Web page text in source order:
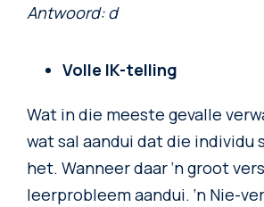
Antwoord: d
Volle IK-telling
Wat in die meeste gevalle
wat sal aandui dat die individu
het. Wanneer daar ‘n groot
leerprobleem aandui. ‘n Nie-